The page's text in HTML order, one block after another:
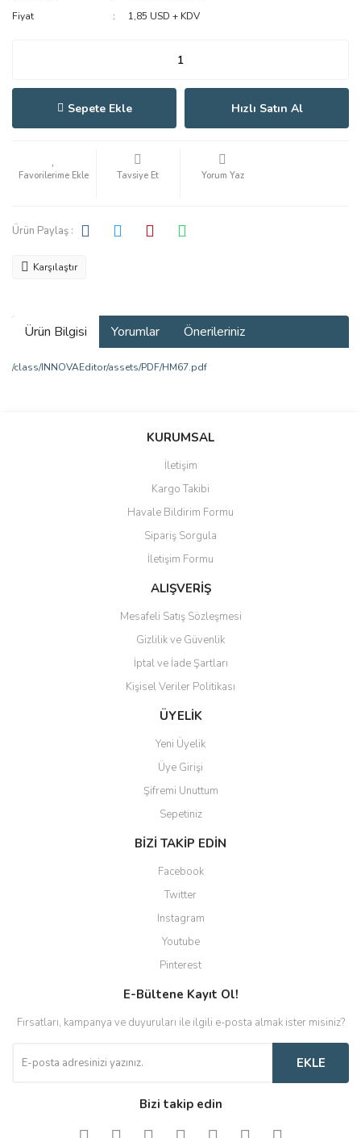
Fiyat
1,85 USD + KDV
Sepete Ekle Hızlı Satın Al
Tavsiye Et Yorum Yaz
Ürün Paylaş :
Karşılaştır
Ürün Bilgisi Yorumlar Önerileriniz
/class/INNOVAEditor/assets/PDF/HM67.pdf
Bu ürüne ilk yorumu siz yapın!
Yorum Yaz
Ürün resmi kalitesiz, bozuk veya görüntülenemiyor.
Ürün açıklamasında eksik bilgiler bulunuyor.
Ürün bilgilerinde hatalar bulunuyor.
Ürün fiyatı diğer sitelerden daha pahalı.
Bu ürüne benzer farklı alternatifler olmalı.
Gönder
KURUMSAL
İletişim
Kargo Takibi
Havale Bildirim Formu
Sipariş Sorgula
İletişim Formu
ALIŞVERİŞ
Mesafeli Satış Sözleşmesi
Gizlilik ve Güvenlik
İptal ve İade Şartları
Kişisel Veriler Politikası
ÜYELİK
Yeni Üyelik
Üye Girişi
Şifremi Unuttum
Sepetiniz
BİZİ TAKİP EDİN
Facebook
Twitter
Instagram
Youtube
Pinterest
E-Bültene Kayıt Ol!
Fırsatları, kampanya ve duyuruları ile ilgili e-posta almak ister misiniz?
EKLE
Bizi takip edin